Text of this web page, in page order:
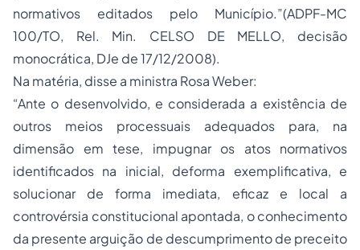
normativos editados pelo Município.”(ADPF-MC
100/TO, Rel. Min. CELSO DE MELLO, decisão
monocrática, DJe de 17/12/2008).
Na matéria, disse a ministra Rosa Weber:
“Ante o desenvolvido, e considerada a existência de
outros meios processuais adequados para, na
dimensão em tese, impugnar os atos normativos
identificados na inicial, deforma exemplificativa, e
solucionar de forma imediata, eficaz e local a
controvérsia constitucional apontada, o conhecimento
da presente arguição de descumprimento de preceito